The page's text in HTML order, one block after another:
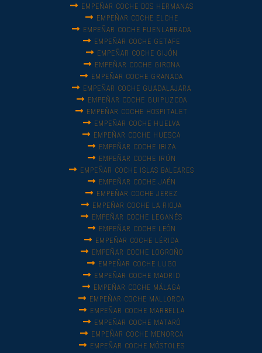
EMPEÑAR COCHE DOS HERMANAS
EMPEÑAR COCHE ELCHE
EMPEÑAR COCHE FUENLABRADA
EMPEÑAR COCHE GETAFE
EMPEÑAR COCHE GIJÓN
EMPEÑAR COCHE GIRONA
EMPEÑAR COCHE GRANADA
EMPEÑAR COCHE GUADALAJARA
EMPEÑAR COCHE GUIPUZCOA
EMPEÑAR COCHE HOSPITALET
EMPEÑAR COCHE HUELVA
EMPEÑAR COCHE HUESCA
EMPEÑAR COCHE IBIZA
EMPEÑAR COCHE IRÚN
EMPEÑAR COCHE ISLAS BALEARES
EMPEÑAR COCHE JAÉN
EMPEÑAR COCHE JEREZ
EMPEÑAR COCHE LA RIOJA
EMPEÑAR COCHE LEGANÉS
EMPEÑAR COCHE LEÓN
EMPEÑAR COCHE LÉRIDA
EMPEÑAR COCHE LOGROÑO
EMPEÑAR COCHE LUGO
EMPEÑAR COCHE MADRID
EMPEÑAR COCHE MÁLAGA
EMPEÑAR COCHE MALLORCA
EMPEÑAR COCHE MARBELLA
EMPEÑAR COCHE MATARÓ
EMPEÑAR COCHE MENORCA
EMPEÑAR COCHE MÓSTOLES